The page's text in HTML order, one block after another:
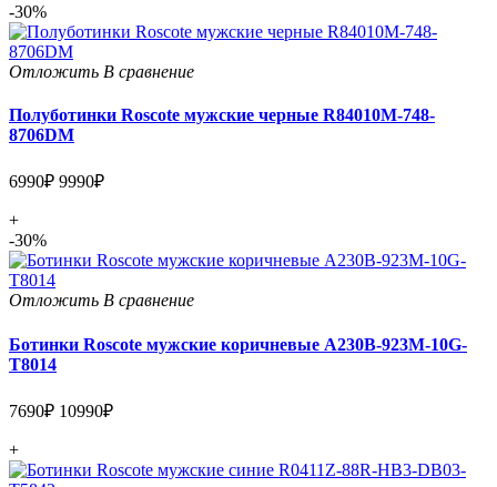
-30%
Отложить В сравнение
Полуботинки Roscote мужские черные R84010M-748-
8706DM
6990₽ 9990₽
+
-30%
Отложить В сравнение
Ботинки Roscote мужские коричневые A230B-923M-10G-
T8014
7690₽ 10990₽
+